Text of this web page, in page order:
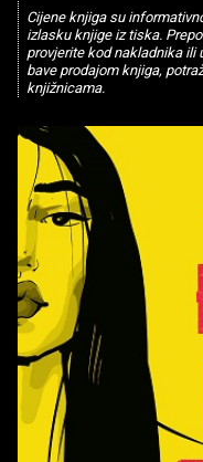
Cijene knjiga su
izlasku knjige iz tiska.
provjerite kod nakladnika ili
bave prodajom knjiga,
knjižnicama.